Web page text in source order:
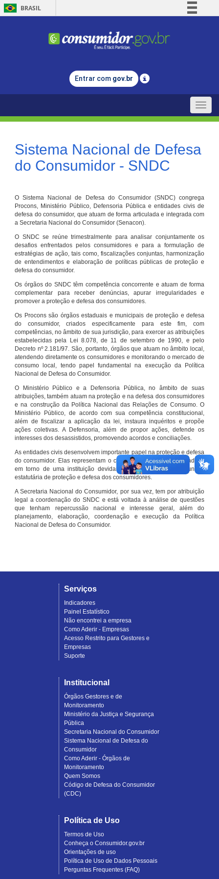
BRASIL
Comunica BR
Legislação
Entrar com gov.br
Toggle
Sistema Nacional de Defesa
do Consumidor - SNDC
O Sistema Nacional de Defesa do Consumidor (SNDC) congrega
Procons, Ministério Público, Defensoria Pública e entidades civis de
defesa do consumidor, que atuam de forma articulada e integrada com
a Secretaria Nacional do Consumidor (Senacon).
O SNDC se reúne trimestralmente para analisar conjuntamente os
desafios enfrentados pelos consumidores e para a formulação de
estratégias de ação, tais como, fiscalizações conjuntas, harmonização
de entendimentos e elaboração de políticas públicas de proteção e
defesa do consumidor.
Os órgãos do SNDC têm competência concorrente e atuam de forma
complementar para receber denúncias, apurar irregularidades e
promover a proteção e defesa dos consumidores.
Os Procons são órgãos estaduais e municipais de proteção e defesa
do consumidor, criados especificamente para este fim, com
competências, no âmbito de sua jurisdição, para exercer as atribuições
estabelecidas pela Lei 8.078, de 11 de setembro de 1990, e pelo
Decreto nº 2.181/97. São, portanto, órgãos que atuam no âmbito local,
atendendo diretamente os consumidores e monitorando o mercado de
consumo local, tendo papel fundamental na execução da Política
Nacional de Defesa do Consumidor.
O Ministério Público e a Defensoria Pública, no âmbito de suas
atribuições, também atuam na proteção e na defesa dos consumidores
e na construção da Política Nacional das Relações de Consumo. O
Ministério Público, de acordo com sua competência constitucional,
além de fiscalizar a aplicação da lei, instaura inquéritos e propõe
ações coletivas. A Defensoria, além de propor ações, defende os
interesses dos desassistidos, promovendo acordos e conciliações.
As entidades civis desenvolvem importante papel na proteção e defesa
do consumidor. Elas representam o conjunto organizado de cidadãos
em torno de uma instituição devidamente registrada e com função
estatutária de proteção e defesa dos consumidores.
A Secretaria Nacional do Consumidor, por sua vez, tem por atribuição
legal a coordenação do SNDC e está voltada à análise de questões
que tenham repercussão nacional e interesse geral, além do
planejamento, elaboração, coordenação e execução da Política
Nacional de Defesa do Consumidor.
Serviços
Indicadores
Painel Estatístico
Não encontrei a empresa
Como Aderir - Empresas
Acesso Restrito para Gestores e
Empresas
Suporte
Institucional
Órgãos Gestores e de
Monitoramento
Ministério da Justiça e Segurança
Pública
Secretaria Nacional do Consumidor
Sistema Nacional de Defesa do
Consumidor
Como Aderir - Órgãos de
Monitoramento
Quem Somos
Código de Defesa do Consumidor
(CDC)
Política de Uso
Termos de Uso
Conheça o Consumidor.gov.br
Orientações de uso
Política de Uso de Dados Pessoais
Perguntas Frequentes (FAQ)